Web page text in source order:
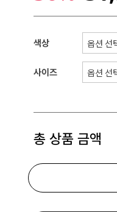
색상
사이즈
총 상품 금액